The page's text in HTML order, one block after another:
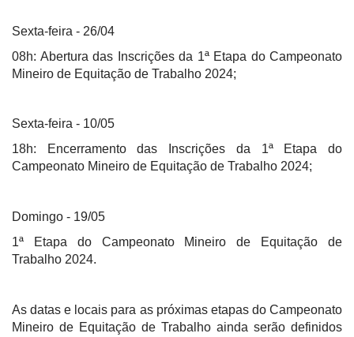
Sexta-feira - 26/04
08h: Abertura das Inscrições da 1ª Etapa do Campeonato
Mineiro de Equitação de Trabalho 2024;
Sexta-feira - 10/05
18h: Encerramento das Inscrições da 1ª Etapa do
Campeonato Mineiro de Equitação de Trabalho 2024;
Domingo - 19/05
1ª Etapa do Campeonato Mineiro de Equitação de
Trabalho 2024.
As datas e locais para as próximas etapas do Campeonato
Mineiro de Equitação de Trabalho ainda serão definidos